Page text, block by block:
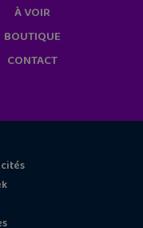
À VOIR
BOUTIQUE
CONTACT